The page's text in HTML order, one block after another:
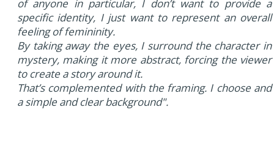
of anyone in particular, I don’t want to provide a
specific identity, I just want to represent an overall
feeling of femininity.
By taking away the eyes, I surround the character in
mystery, making it more abstract, forcing the viewer
to create a story around it.
That’s complemented with the framing. I choose and
a simple and clear background".